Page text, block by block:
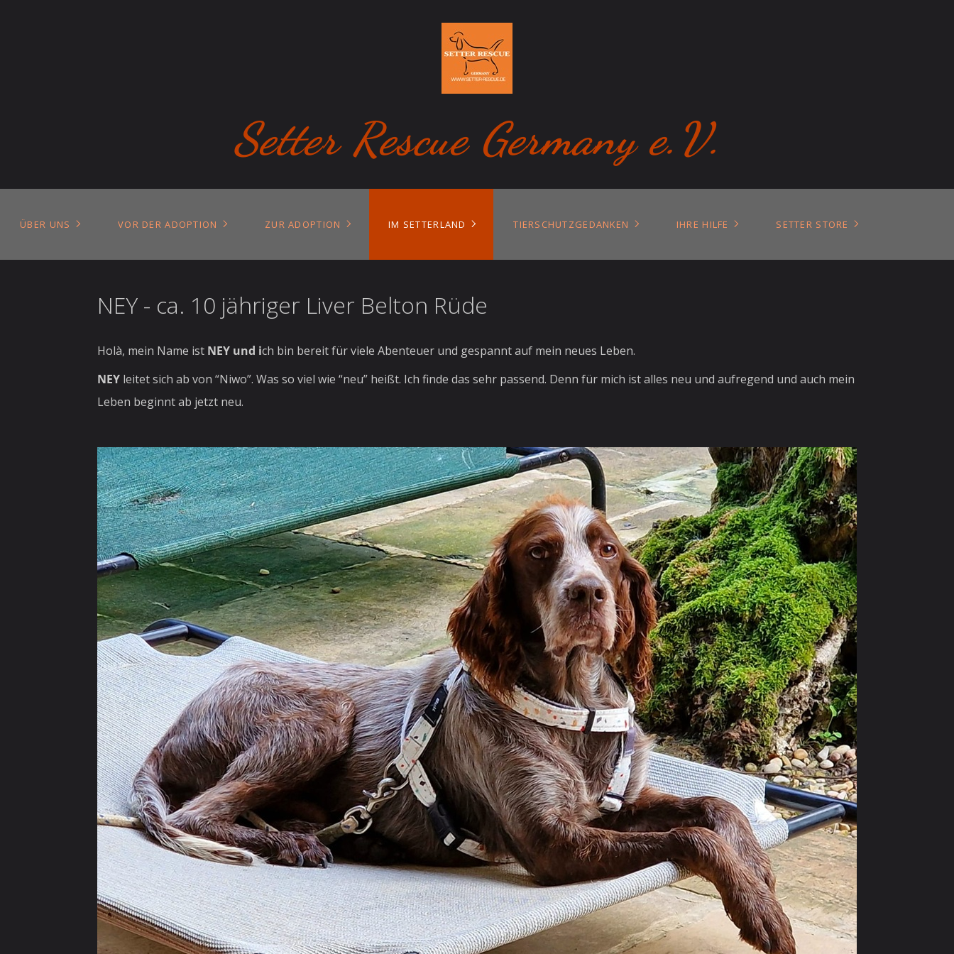
Setter Rescue Germany e.V.
ÜBER UNS VOR DER ADOPTION ZUR ADOPTION IM SETTERLAND TIERSCHUTZGEDANKEN IHRE HILFE SETTER STORE
NEY - ca. 10 jähriger Liver Belton Rüde
Holà, mein Name ist NEY und ich bin bereit für viele Abenteuer und gespannt auf mein neues Leben.
NEY leitet sich ab von “Niwo”. Was so viel wie “neu” heißt. Ich finde das sehr passend. Denn für mich ist alles neu und aufregend und auch mein
Leben beginnt ab jetzt neu.